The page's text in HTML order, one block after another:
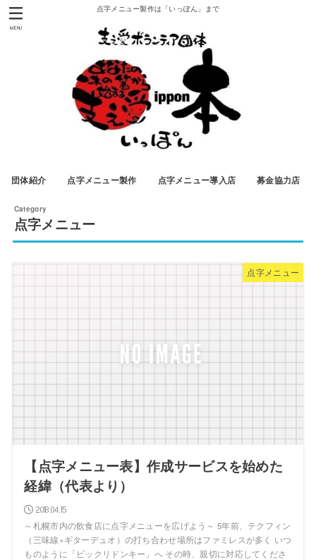
点字メニュー製作は「いっぽん」まで
団体紹介 点字メニュー製作 点字メニュー導入店 募金協力店
MENU
点字メニュー
点字メニュー
【点字メニュー表】作成サービスを始めた
経緯（代表より）
2018.04.15
～札幌市内の飲食店に点字メニューを広げよう～ 5年前、テクフィン
（三味線×ギターデュオ）の打ち合わせ場所はファミレスが多く いつ
ものように「ビックリドンキー」へ その時、親切に対応してくださ